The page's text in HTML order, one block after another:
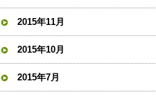
2015年11月
2015年10月
2015年7月